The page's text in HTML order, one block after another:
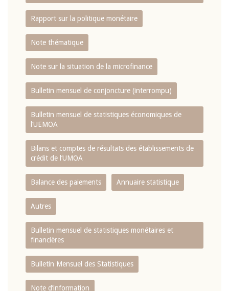
Rapport sur la politique monétaire
Note thématique
Note sur la situation de la microfinance
Bulletin mensuel de conjoncture (interrompu)
Bulletin mensuel de statistiques économiques de
l‘UEMOA
Bilans et comptes de résultats des établissements de
crédit de l‘UMOA
Balance des paiements Annuaire statistique
Autres
Bulletin mensuel de statistiques monétaires et
financières
Bulletin Mensuel des Statistiques
Note d’information